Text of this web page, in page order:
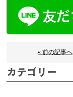
« 前の記事へ
カテゴリー